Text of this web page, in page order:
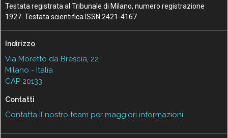
Testata registrata al Tribunale di Milano, numero registrazione
1927. Testata scientifica ISSN 2421-4167
Indirizzo
Via Moretto da Brescia, 22
Milano - Italia
CAP 20133
Contatti
Contatta il nostro team per maggiori informazioni